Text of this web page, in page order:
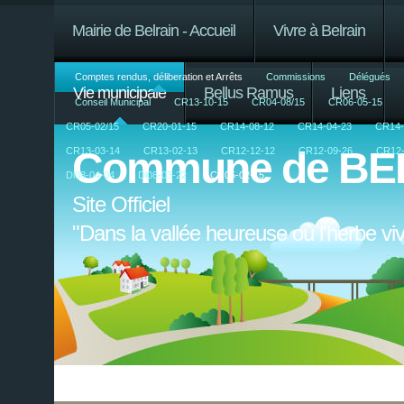
Mairie de Belrain - Accueil Vivre à Belrain
Vie municipale
Comptes rendus, déliberation et Arrêts
Conseil Municipal CR13-10-15 CR04-08/15 CR06-05-15
CR05-02/15 CR20-01-15 CR14-08-12 CR14-04-23
CR13-03-14 CR13-02-13 CR12-12-12 CR12-09-26
Dl08-04-04 Dl08-03-22 CR05-02-15
Commissions Délégués
Bellus Ramus Liens
Commune de
Site Officiel
"Dans la vallée heureuse où l'herbe